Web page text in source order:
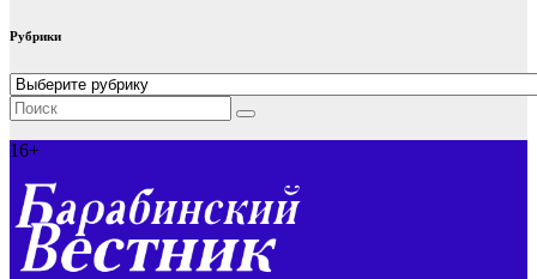
Рубрики
Рубрики
16+